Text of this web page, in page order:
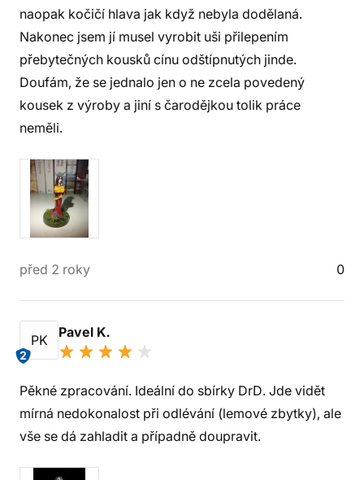
naopak kočičí hlava jak když nebyla dodělaná.
Nakonec jsem jí musel vyrobit uši přilepením
přebytečných kousků cínu odštípnutých jinde.
Doufám, že se jednalo jen o ne zcela povedený
kousek z výroby a jiní s čarodějkou tolik práce
neměli.
před 2 roky 0
PK
2
Pavel K.
Pěkné zpracování. Ideální do sbírky DrD. Jde vidět
mírná nedokonalost při odlévání (lemové zbytky), ale
vše se dá zahladit a případně doupravit.